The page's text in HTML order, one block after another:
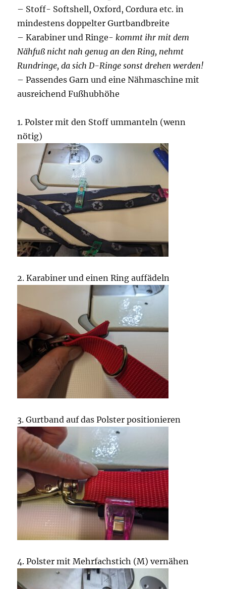
– Stoff- Softshell, Oxford, Cordura etc. in
mindestens doppelter Gurtbandbreite
– Karabiner und Ringe-kommt ihr mit dem
Nähfuß nicht nah genug an den Ring, nehmt
Rundringe, da sich D-Ringe sonst drehen werden!
– Passendes Garn und eine Nähmaschine mit
ausreichend Fußhubhöhe
1. Polster mit den Stoff ummanteln (wenn
nötig)
2. Karabiner und einen Ring auffädeln
3. Gurtband auf das Polster positionieren
4. Polster mit Mehrfachstich (M) vernähen